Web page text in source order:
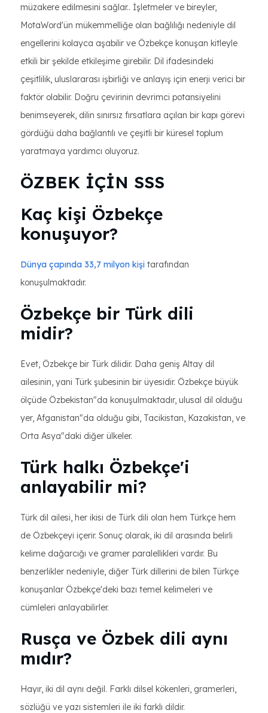
müzakere edilmesini sağlar.. İşletmeler ve bireyler,
MotaWord'ün mükemmelliğe olan bağlılığı nedeniyle dil
engellerini kolayca aşabilir ve Özbekçe konuşan kitleyle
etkili bir şekilde etkileşime girebilir. Dil ifadesindeki
çeşitlilik, uluslararası işbirliği ve anlayış için enerji verici bir
faktör olabilir. Doğru çevirinin devrimci potansiyelini
benimseyerek, dilin sınırsız fırsatlara açılan bir kapı görevi
gördüğü daha bağlantılı ve çeşitli bir küresel toplum
yaratmaya yardımcı oluyoruz.
ÖZBEK İÇİN SSS
Kaç kişi Özbekçe
konuşuyor?
Dünya çapında 33,7 milyon kişi tarafından
konuşulmaktadır.
Özbekçe bir Türk dili
midir?
Evet, Özbekçe bir Türk dilidir. Daha geniş Altay dil
ailesinin, yani Türk şubesinin bir üyesidir. Özbekçe büyük
ölçüde Özbekistan"da konuşulmaktadır, ulusal dil olduğu
yer, Afganistan"da olduğu gibi, Tacikistan, Kazakistan, ve
Orta Asya"daki diğer ülkeler.
Türk halkı Özbekçe'i
anlayabilir mi?
Türk dil ailesi, her ikisi de Türk dili olan hem Türkçe hem
de Özbekçeyi içerir. Sonuç olarak, iki dil arasında belirli
kelime dağarcığı ve gramer paralellikleri vardır. Bu
benzerlikler nedeniyle, diğer Türk dillerini de bilen Türkçe
konuşanlar Özbekçe'deki bazı temel kelimeleri ve
cümleleri anlayabilirler.
Rusça ve Özbek dili aynı
mıdır?
Hayır, iki dil aynı değil. Farklı dilsel kökenleri, gramerleri,
sözlüğü ve yazı sistemleri ile iki farklı dildir.